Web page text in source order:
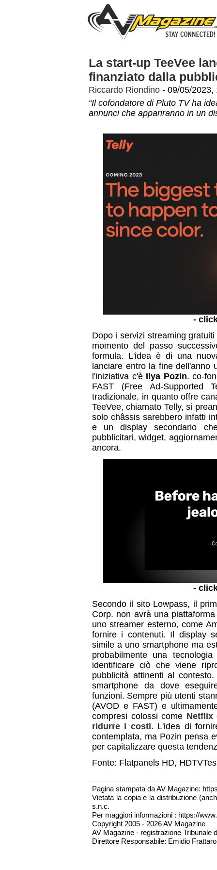
La start-up TeeVee
finanziato dalla
Riccardo Riondino - 09/05/2023,
“Il cofondatore di Pluto TV ha
annunci che appariranno in un
-
Dopo i servizi streaming
momento del passo
formula. L'idea è di una
lanciare entro la fine dell'anno
l'iniziativa c'è Ilya Pozin. co-
FAST (Free Ad-Supported
tradizionale, in quanto offre
TeeVee, chiamato Telly, si
solo châssis sarebbero infatti
e un display secondario
pubblicitari, widget,
ancora.
-
Secondo il sito Lowpass, il
Corp. non avrà una
uno streamer esterno, come
fornire i contenuti. Il display
simile a uno smartphone ma
probabilmente una
identificare ciò che viene
pubblicità attinenti al
smartphone da dove
funzioni. Sempre più utenti
(AVOD e FAST) e
compresi colossi come Netflix
ridurre i costi. L'idea di
contemplata, ma Pozin pensa
per capitalizzare questa
Fonte: Flatpanels HD,
Pagina stampata da AV Magazine:
Vietata la copia e la distribuzione
s.n.c.
Per maggiori informazioni : https://
Copyright 2005 - 2026 AV Magazine
AV Magazine - registrazione Tribunale
Direttore Responsabile: Emidio